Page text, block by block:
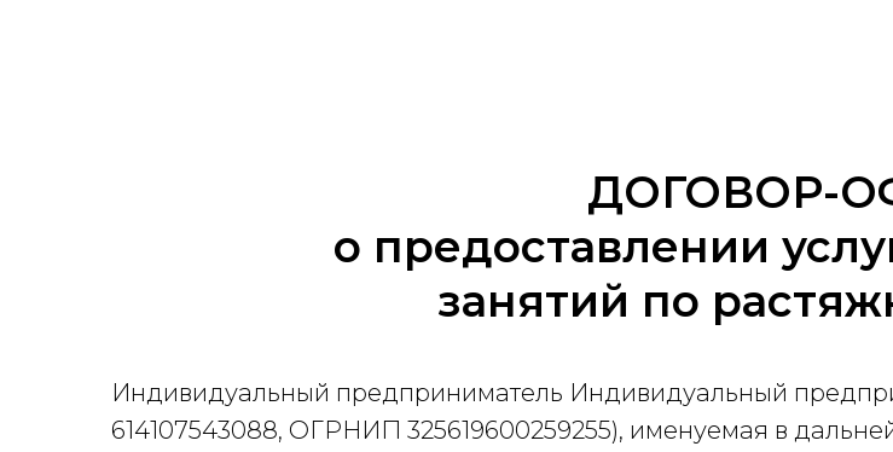
ДОГОВОР-
о предоставлении
занятий по
Индивидуальный предприниматель Индивидуальный
614107543088, ОГРНИП 325619600259255), именуемая в